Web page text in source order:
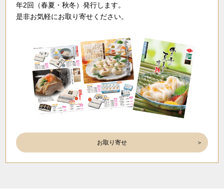
年2回（春夏・秋冬）発行します。
是非お気軽にお取り寄せください。
お取り寄せ